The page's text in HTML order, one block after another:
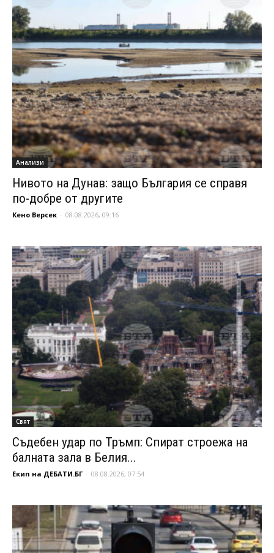
Анализи
Нивото на Дунав: защо България се справя
по-добре от другите
Кено Версек - 08.08.2026, 09:16
Свят
Съдебен удар по Тръмп: Спират строежа на
балната зала в Белия...
Екип на ДЕБАТИ.БГ - 08.08.2026, 07:54